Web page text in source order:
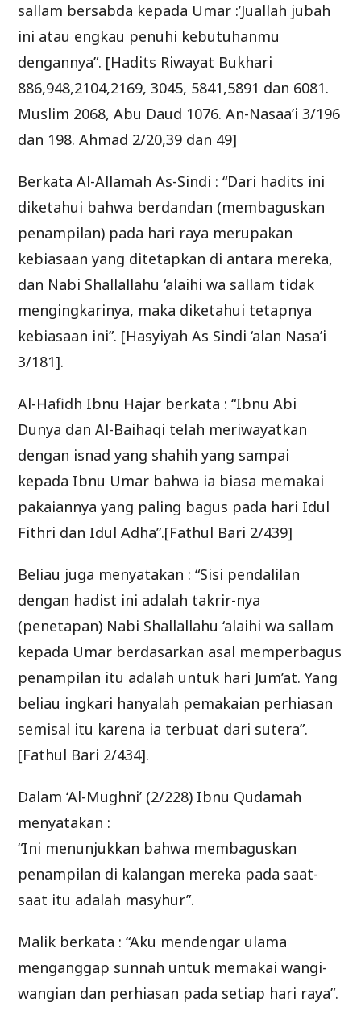
sallam bersabda kepada Umar :’Juallah jubah
ini atau engkau penuhi kebutuhanmu
dengannya”. [Hadits Riwayat Bukhari
886,948,2104,2169, 3045, 5841,5891 dan 6081.
Muslim 2068, Abu Daud 1076. An-Nasaa’i 3/196
dan 198. Ahmad 2/20,39 dan 49]
Berkata Al-Allamah As-Sindi : “Dari hadits ini
diketahui bahwa berdandan (membaguskan
penampilan) pada hari raya merupakan
kebiasaan yang ditetapkan di antara mereka,
dan Nabi Shallallahu ‘alaihi wa sallam tidak
mengingkarinya, maka diketahui tetapnya
kebiasaan ini”. [Hasyiyah As Sindi ‘alan Nasa’i
3/181].
Al-Hafidh Ibnu Hajar berkata : “Ibnu Abi
Dunya dan Al-Baihaqi telah meriwayatkan
dengan isnad yang shahih yang sampai
kepada Ibnu Umar bahwa ia biasa memakai
pakaiannya yang paling bagus pada hari Idul
Fithri dan Idul Adha”.[Fathul Bari 2/439]
Beliau juga menyatakan : “Sisi pendalilan
dengan hadist ini adalah takrir-nya
(penetapan) Nabi Shallallahu ‘alaihi wa sallam
kepada Umar berdasarkan asal memperbagus
penampilan itu adalah untuk hari Jum’at. Yang
beliau ingkari hanyalah pemakaian perhiasan
semisal itu karena ia terbuat dari sutera”.
[Fathul Bari 2/434].
Dalam ‘Al-Mughni’ (2/228) Ibnu Qudamah
menyatakan :
“Ini menunjukkan bahwa membaguskan
penampilan di kalangan mereka pada saat-
saat itu adalah masyhur”.
Malik berkata : “Aku mendengar ulama
menganggap sunnah untuk memakai wangi-
wangian dan perhiasan pada setiap hari raya”.